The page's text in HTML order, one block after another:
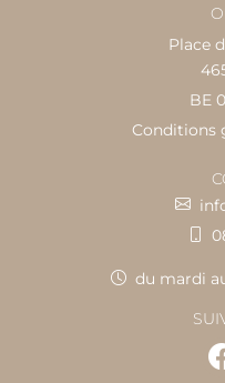
Place
BE
Conditions
du mardi